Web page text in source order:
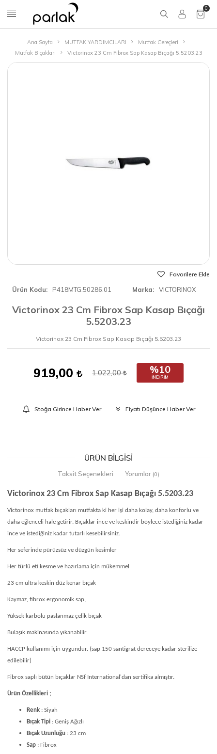
0
Ana Sayfa MUTFAK YARDIMCILARI
Mutfak Gereçleri
Mutfak Bıçakları
Victorinox 23 Cm Fibrox Sap Kasap Bıçağı 5.5203.23
Favorilere Ekle
Ürün Kodu P418MTG.50286.01 Marka VICTORINOX
Victorinox 23 Cm Fibrox Sap Kasap Bıçağı
5.5203.23
Victorinox 23 Cm Fibrox Sap Kasap Bıçağı 5.5203.23
919,00 1.022,00 %10
İNDIRIM
Stoğa Girince Haber Ver Fiyatı Düşünce Haber Ver
ÜRÜN BILGISI
Taksit Seçenekleri Yorumlar (0)
Victorinox 23 Cm Fibrox Sap Kasap Bıçağı 5.5203.23
Victorinox mutfak bıçakları mutfakta ki her işi daha kolay, daha konforlu ve
daha eğlenceli hale getirir. Bıçaklar ince ve keskindir böylece istediğiniz kadar
ince ve istediğiniz kadar tutarlı kesebilirsiniz.
Her seferinde pürüzsüz ve düzgün kesimler
Her türlü eti kesme ve hazırlama için mükemmel
23 cm ultra keskin düz kenar bıçak
Kaymaz, fibrox ergonomik sap,
Yüksek karbolu paslanmaz çelik bıçak
Bulaşık makinasında yıkanabilir.
HACCP kullanımı için uygundur. (sap 150 santigrat dereceye kadar sterilize
edilebilir)
Fibrox saplı bütün bıçaklar NSf International'dan sertifika almıştır.
Ürün Özellikleri ;
Renk : Siyah
Bıçak Tipi : Geniş Ağızlı
Bıçak Uzunluğu : 23 cm
Sap : Fibrox